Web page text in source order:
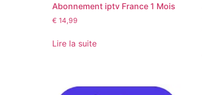
Abonnement iptv France 1 Mois
€ 14,99
Lire la suite